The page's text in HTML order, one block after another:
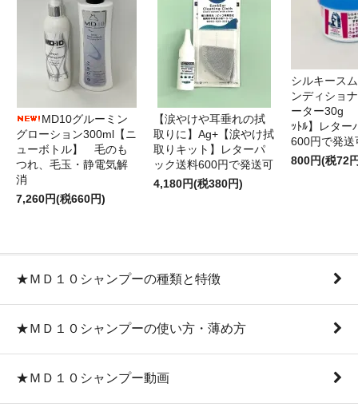
MD10グルーミン
グローション300ml【ニ
ューボトル】 毛のも
つれ、毛玉・静電気解
消
7,260円(税660円)
【涙やけや耳垂れの拭
取りに】Ag+【涙やけ拭
取りキット】レターパ
ック送料600円で発送可
4,180円(税380円)
シルキース
ンディショ
ーター30g
ｯﾄﾙ】レター
600円で発送
800円(税72
★ＭＤ１０シャンプーの種類と特徴
★ＭＤ１０シャンプーの使い方・薄め方
★ＭＤ１０シャンプー動画